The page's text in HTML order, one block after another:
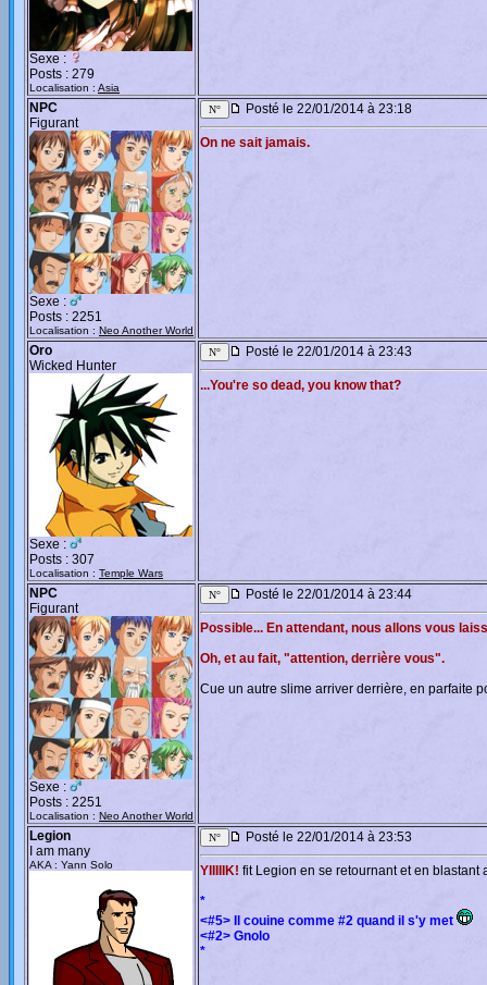
Sexe :
Posts : 279
Localisation : Asia
NPC
Figurant
Sexe :
Posts : 2251
Localisation : Neo Another World
Posté le 22/01/2014 à 23:18
On ne sait jamais.
Oro
Wicked Hunter
Sexe :
Posts : 307
Localisation : Temple Wars
Posté le 22/01/2014 à 23:43
...You're so dead, you know that?
NPC
Figurant
Sexe :
Posts : 2251
Localisation : Neo Another World
Posté le 22/01/2014 à 23:44
Possible... En attendant, nous allons vous
Oh, et au fait, "attention, derrière vous".
Cue un autre slime arriver derrière, en parfaite
Legion
I am many
AKA : Yann Solo
Posté le 22/01/2014 à 23:53
YIIIIIK! fit Legion en se retournant et en blastant
*
<#5> Il couine comme #2 quand il s'y met
<#2> Gnolo
*